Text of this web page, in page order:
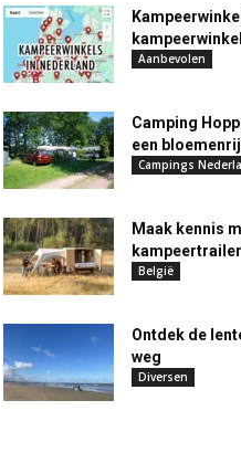
Aanbevolen
Camping
een
Campings
Maak kennis
kampeertrailer
België
Ontdek de
weg
Diversen